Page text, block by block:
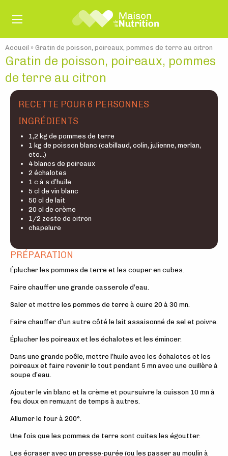
Accueil » Gratin de poisson, poireaux, pommes de terre au citron
Gratin de poisson, poireaux, pommes
de terre au citron
RECETTE POUR 6 PERSONNES
INGRÉDIENTS
1,2 kg de pommes de terre
1 kg de poisson blanc (cabillaud, colin, julienne, merlan,
etc…)
4 blancs de poireaux
2 échalotes
1 c à s d’huile
5 cl de vin blanc
50 cl de lait
20 cl de crème
1/2 zeste de citron
chapelure
PRÉPARATION
Éplucher les pommes de terre et les couper en cubes.
Faire chauffer une grande casserole d’eau.
Saler et mettre les pommes de terre à cuire 20 à 30 mn.
Faire chauffer d’un autre côté le lait assaisonné de sel et poivre.
Éplucher les poireaux et les échalotes et les émincer.
Dans une grande poêle, mettre l’huile avec les échalotes et les
poireaux et faire revenir le tout pendant 5 mn avec une cuillère à
soupe d’eau.
Ajouter le vin blanc et la crème et poursuivre la cuisson 10 mn à
feu doux en remuant de temps à autres.
Allumer le four à 200°.
Une fois que les pommes de terre sont cuites les égoutter.
Les écraser avec un presse-purée (ou les passer au moulin à